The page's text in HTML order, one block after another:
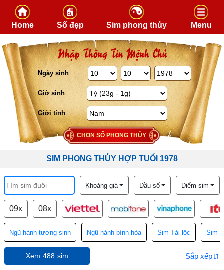
Skip to content
Home Số đẹp Sim phong thủy Menu
Nhập Thông Tin Mệnh Chủ
Ngày sinh
Giờ sinh
Giới tính
CHỌN SỐ PHONG THỦY
SIM PHONG THỦY HỢP TUỔI 1978
Khoảng giá Đầu số Điểm sim
09x 08x
Ngũ hành tương sinh Ngũ hành bình hòa Sim Tài lộc Sim
Xem 488 sim Sắp xếp